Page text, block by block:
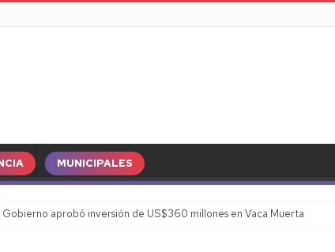
MUNICIPALES
Gobierno aprobó inversión de US$360 millones en Vaca Muerta